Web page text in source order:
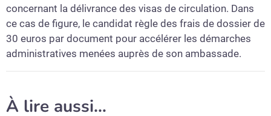
concernant la délivrance des visas de circulation. Dans
ce cas de figure, le candidat règle des frais de dossier de
30 euros par document pour accélérer les démarches
administratives menées auprès de son ambassade.
À lire aussi…